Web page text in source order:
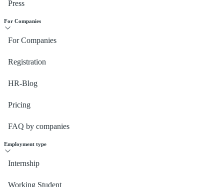
Press
For Companies
For Companies
Registration
HR-Blog
Pricing
FAQ by companies
Employment type
Internship
Working Student